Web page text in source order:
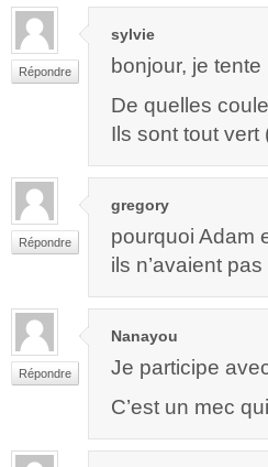
Répondre
sylvie
bonjour, je
De quelles
Ils sont tout vert
Répondre
gregory
pourquoi Adam
ils n’avaient
Répondre
Nanayou
Je participe
C’est un mec